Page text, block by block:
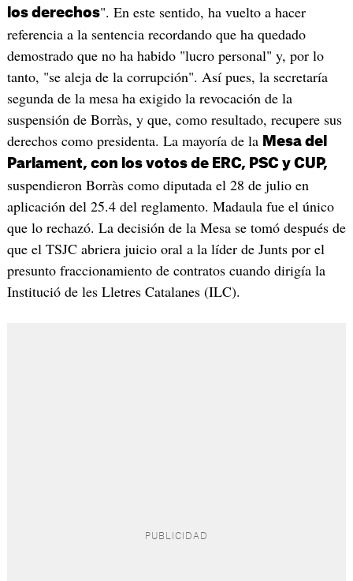
los derechos". En este sentido, ha vuelto a hacer
referencia a la sentencia recordando que ha quedado
demostrado que no ha habido "lucro personal" y, por lo
tanto, "se aleja de la corrupción". Así pues, la secretaría
segunda de la mesa ha exigido la revocación de la
suspensión de Borràs, y que, como resultado, recupere sus
derechos como presidenta. La mayoría de la Mesa del
Parlament, con los votos de ERC, PSC y CUP,
suspendieron Borràs como diputada el 28 de julio en
aplicación del 25.4 del reglamento. Madaula fue el único
que lo rechazó. La decisión de la Mesa se tomó después de
que el TSJC abriera juicio oral a la líder de Junts por el
presunto fraccionamiento de contratos cuando dirigía la
Institució de les Lletres Catalanes (ILC).